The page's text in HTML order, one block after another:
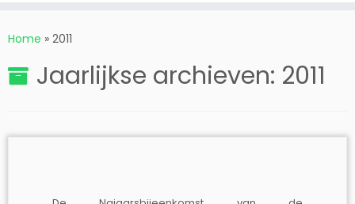
naar
Home » 2011
Jaarlijkse archieven: 2011